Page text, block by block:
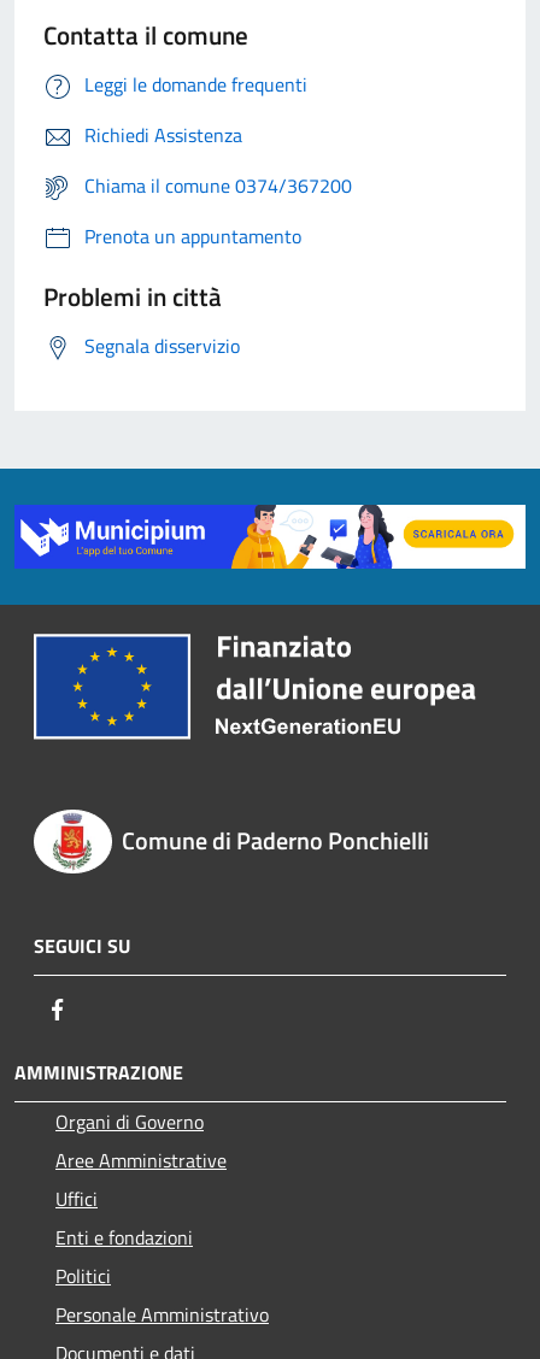
Contatta il comune
Leggi le domande frequenti
Richiedi Assistenza
Chiama il comune 0374/367200
Prenota un appuntamento
Problemi in città
Segnala disservizio
Comune di Paderno Ponchielli
SEGUICI SU
AMMINISTRAZIONE
Organi di Governo
Aree Amministrative
Uffici
Enti e fondazioni
Politici
Personale Amministrativo